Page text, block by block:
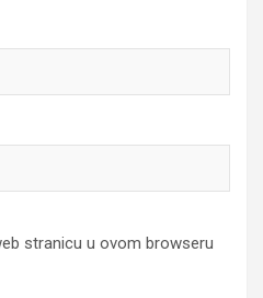
stranicu u ovom browseru